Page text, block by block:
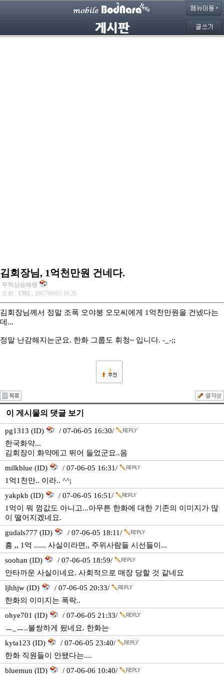
김회장님, 1억천만원 건네다.
무적상승해병
조회 : 1392 , 2007/06/05 16:28
김회장님께서 정말 조폭 오야붕 오모씨에게 1억천만원을 건넸다는
데...
정말 난감해지는군요. 한화 그룹도 휘청~ 입니다. -_-;;
3
이 게시물의 댓글 보기
pg1313 (ID)
/ 07-06-05 16:30/
한국화약...
김회장이 화약메고 뛰어 들었군요..음
milkblue (ID)
/ 07-06-05 16:31/
1억1천만.. 이라.. ^^;
yakpkb (ID)
/ 07-06-05 16:51/
1억이 뭐 껌값도 아니고...아무튼 한화에 대한 기존의 이미지가 많
이 떨어지겠네요.
gudals777 (ID)
/ 07-06-05 18:11/
흠 ,, 1억 ...... 사실이라면,, 주위사람들 시선들이...
soohan (ID)
/ 07-06-05 18:59/
안타까운 사실이네요. 사회적으로 매장 당할 것 같네요
ljhhjw (ID)
/ 07-06-05 20:33/
한화의 이미지는 폭락..
ohye701 (ID)
/ 07-06-05 21:33/
ㅡ_ㅡ..불쌍하게 됬네요. 한화는
kyta123 (ID)
/ 07-06-05 23:40/
한화 직원들이 안됐다는....
bluemun (ID)
/ 07-06-06 10:40/